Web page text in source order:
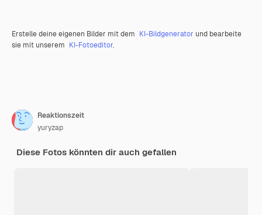
Erstelle deine eigenen Bilder mit dem KI-Bildgenerator und bearbeite
sie mit unserem KI-Fotoeditor.
Reaktionszeit
yuryzap
Diese Fotos könnten dir auch gefallen